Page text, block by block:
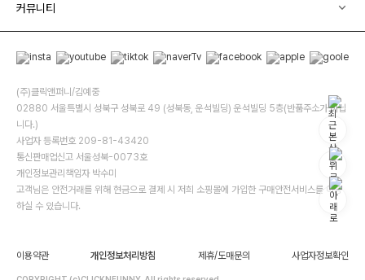
커뮤니티
(주)클릭앤퍼니/김예중
02880 서울특별시 성북구 성북로 49 (성북동, 운석빌딩) 운석빌딩 5층(반품주소가 아닙
니다.)
사업자 등록번호 209-81-43420
통신판매업신고 서울성북-0073호
개인정보관리책임자 박수미
고객님은 안전거래를 위해 현금으로 결제 시 저희 소핑몰에 가입한 구매안전서비스를 이용
하실 수 있습니다.
이용약관 개인정보처리방침 제휴/도매문의 사업자정보확인